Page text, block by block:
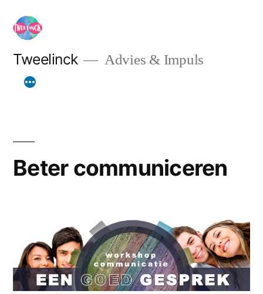
naar
inhoud
Tweelinck Advies & Impuls
Beter communiceren